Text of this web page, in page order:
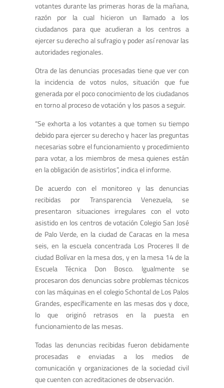
votantes durante las primeras horas de la mañana,
razón por la cual hicieron un llamado a los
ciudadanos para que acudieran a los centros a
ejercer su derecho al sufragio y poder así renovar las
autoridades regionales.
Otra de las denuncias procesadas tiene que ver con
la incidencia de votos nulos, situación que fue
generada por el poco conocimiento de los ciudadanos
en torno al proceso de votación y los pasos a seguir.
“Se exhorta a los votantes a que tomen su tiempo
debido para ejercer su derecho y hacer las preguntas
necesarias sobre el funcionamiento y procedimiento
para votar, a los miembros de mesa quienes están
en la obligación de asistirlos”, indica el informe.
De acuerdo con el monitoreo y las denuncias
recibidas por Transparencia Venezuela, se
presentaron situaciones irregulares con el voto
asistido en los centros de votación Colegio San José
de Palo Verde, en la ciudad de Caracas en la mesa
seis, en la escuela concentrada Los Proceres II de
ciudad Bolívar en la mesa dos, y en la mesa 14 de la
Escuela Técnica Don Bosco. Igualmente se
procesaron dos denuncias sobre problemas técnicos
con las máquinas en el colegio Schontal de Los Palos
Grandes, específicamente en las mesas dos y doce,
lo que originó retrasos en la puesta en
funcionamiento de las mesas.
Todas las denuncias recibidas fueron debidamente
procesadas e enviadas a los medios de
comunicación y organizaciones de la sociedad civil
que cuenten con acreditaciones de observación.